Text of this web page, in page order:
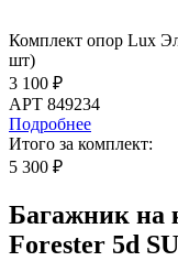
Комплект опор Lux
шт)
3 100 ₽
АРТ 849234
Подробнее
Итого за комплект:
5 300 ₽
Багажник на
Forester 5d